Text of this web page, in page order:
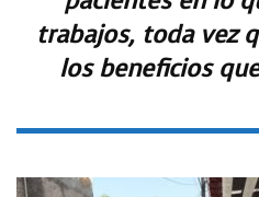
trabajos, toda vez
los beneficios